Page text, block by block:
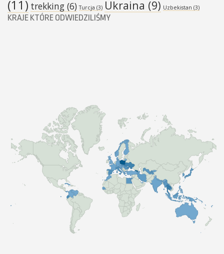
(11) trekking (6) Turcja (3) Ukraina (9) Uzbekistan (3)
KRAJE KTÓRE ODWIEDZILIŚMY